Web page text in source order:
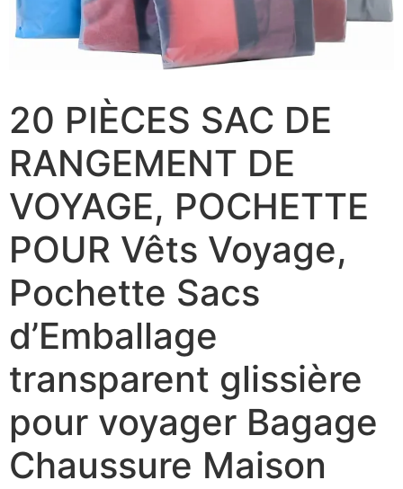
20 PIÈCES SAC DE
RANGEMENT DE
VOYAGE, POCHETTE
POUR Vêts Voyage,
Pochette Sacs
d’Emballage
transparent glissière
pour voyager Bagage
Chaussure Maison